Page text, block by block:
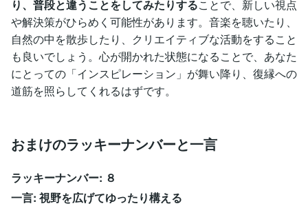
り、普段と違うことをしてみたりすることで、新しい視点
や解決策がひらめく可能性があります。音楽を聴いたり、
自然の中を散歩したり、クリエイティブな活動をすること
も良いでしょう。心が開かれた状態になることで、あなた
にとっての「インスピレーション」が舞い降り、復縁への
道筋を照らしてくれるはずです。
おまけのラッキーナンバーと一言
ラッキーナンバー: ８
一言: 視野を広げてゆったり構える